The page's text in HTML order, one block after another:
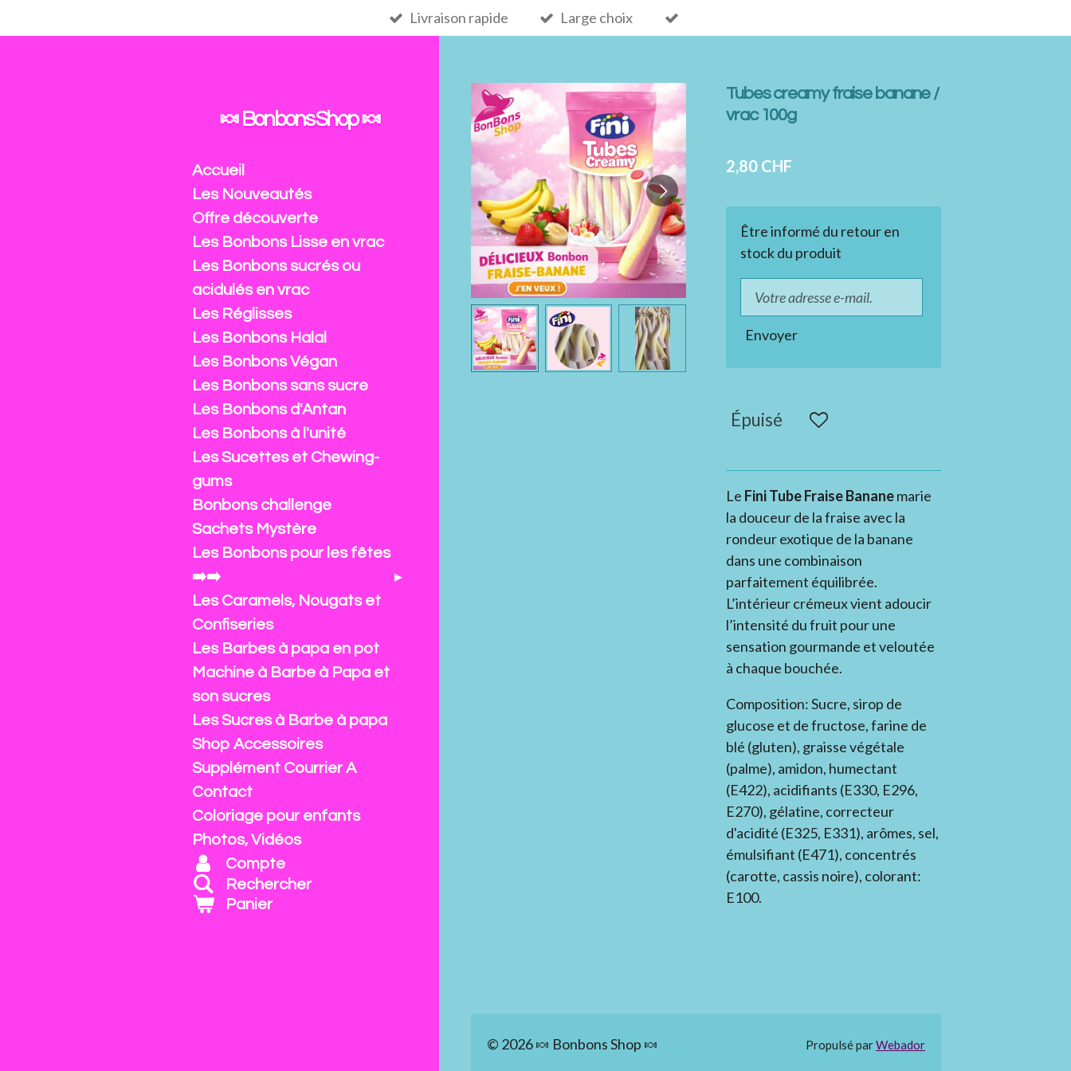
au
Livraison rapide Large choix
Tubes creamy fraise banane /
vrac 100g
2,80 CHF
Être informé du retour en
stock du produit
Envoyer
Épuisé
Le Fini Tube Fraise Bananemarie
la douceur de la fraise avec la
rondeur exotique de la banane
dans une combinaison
parfaitement équilibrée.
L’intérieur crémeux vient adoucir
l’intensité du fruit pour une
sensation gourmande et veloutée
à chaque bouchée.
Composition: Sucre, sirop de
glucose et de fructose, farine de
blé (gluten), graisse végétale
(palme), amidon, humectant
(E422), acidifiants (E330, E296,
E270), gélatine, correcteur
d'acidité (E325, E331), arômes, sel,
émulsifiant (E471), concentrés
(carotte, cassis noire), colorant:
E100.
© 2026 🍬 Bonbons Shop 🍬 Propulsé parWebador
🍬 Bonbons Shop 🍬
Accueil
Les Nouveautés
Offre découverte
Les Bonbons Lisse en vrac
Les Bonbons sucrés ou
acidulés en vrac
Les Réglisses
Les Bonbons Halal
Les Bonbons Végan
Les Bonbons sans sucre
Les Bonbons d'Antan
Les Bonbons à l'unité
Les Sucettes et Chewing-
gums
Bonbons challenge
Sachets Mystère
Les Bonbons pour les fêtes
➡️➡️
Les Caramels, Nougats et
Confiseries
Les Barbes à papa en pot
Machine à Barbe à Papa et
son sucres
Les Sucres à Barbe à papa
Shop Accessoires
Supplément Courrier A
Contact
Coloriage pour enfants
Photos, Vidéos
Compte
Rechercher
Panier